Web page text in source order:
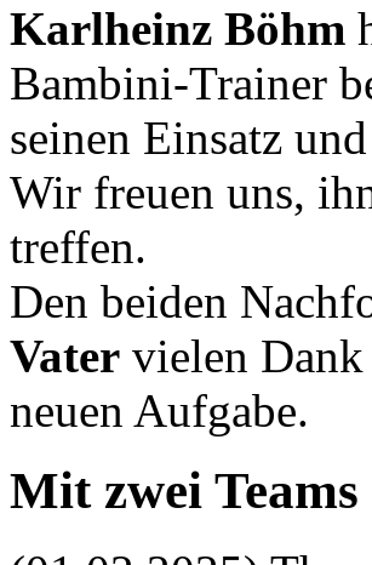
Karlheinz Böhm
Bambini-Trainer
seinen Einsatz
Wir freuen uns,
treffen.
Den beiden
Vater vielen
neuen Aufgabe.
Mit zwei